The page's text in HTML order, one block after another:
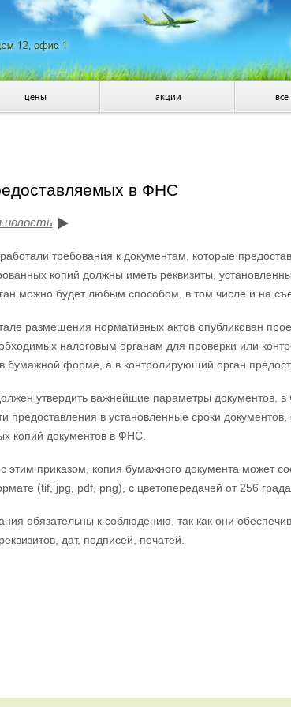
цены акции
в ФНС
новость
требования к документам, которые
копий должны иметь реквизиты,
можно будет любым способом, в том числе и на
размещения нормативных актов опубликован
налоговым органам для проверки или
бумажной форме, а в контролирующий орган
утвердить важнейшие параметры документов,
предоставления в установленные сроки
копий документов в ФНС.
с этим приказом, копия бумажного документа может
(tif, jpg, pdf, png), с цветопередачей от 256
обязательны к соблюдению, так как они
дат, подписей, печатей.